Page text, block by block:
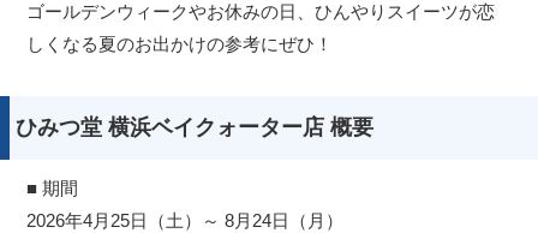
ゴールデンウィークやお休みの日、ひんやりスイーツが恋
しくなる夏のお出かけの参考にぜひ！
ひみつ堂 横浜ベイクォーター店 概要
■ 期間
2026年4月25日（土）～ 8月24日（月）